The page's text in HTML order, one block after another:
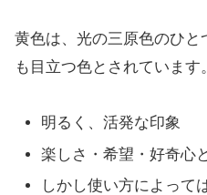
黄色は、光の三原色のひと
も目立つ色とされています。
明るく、活発な印象
楽しさ・希望・好奇心
しかし使い方によって